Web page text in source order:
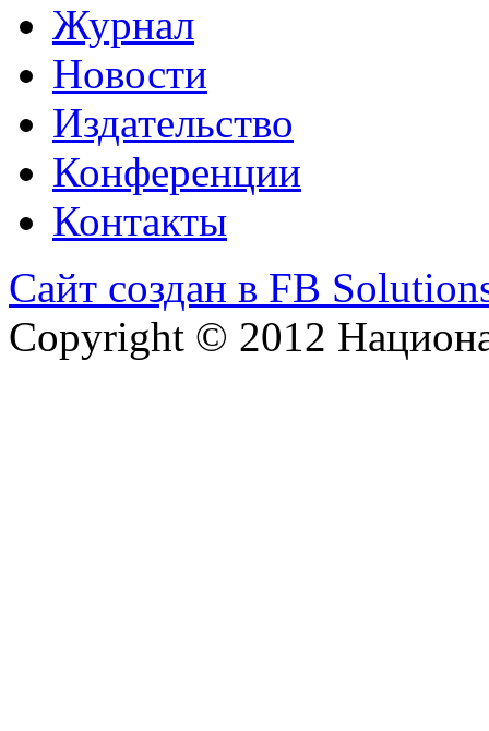
Журнал
Новости
Издательство
Конференции
Контакты
Сайт создан в FB
Copyright © 2012